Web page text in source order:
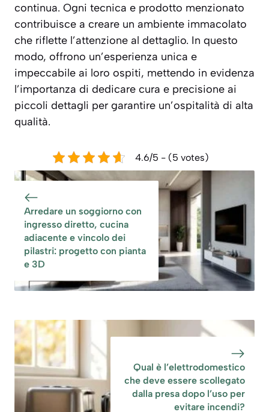
continua. Ogni tecnica e prodotto menzionato
contribuisce a creare un ambiente immacolato
che riflette l’attenzione al dettaglio. In questo
modo, offrono un’esperienza unica e
impeccabile ai loro ospiti, mettendo in evidenza
l’importanza di dedicare cura e precisione ai
piccoli dettagli per garantire un’ospitalità di alta
qualità.
4.6/5 - (5 votes)
Arredare un soggiorno con
ingresso diretto, cucina
adiacente e vincolo dei
pilastri: progetto con pianta
e 3D
Qual è l’elettrodomestico
che deve essere scollegato
dalla presa dopo l’uso per
evitare incendi?